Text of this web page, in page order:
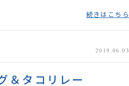
続きはこちら
2019.06.03
＆タコリレー